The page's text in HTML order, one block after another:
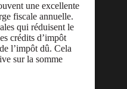
une excellente
fiscale annuelle.
qui réduisent le
crédits d’impôt
l’impôt dû. Cela
sur la somme